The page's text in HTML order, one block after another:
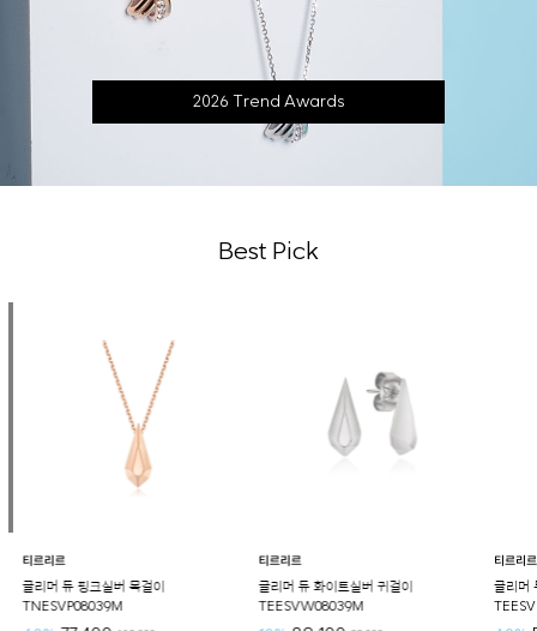
2026 Trend Awards
Best Pick
티르리르
글리머 듀 핑크실버 목걸이
TNESVP08039M
티르리르
글리머 듀 화이트실버 귀걸이
TEESVW08039M
티르리르
글리머